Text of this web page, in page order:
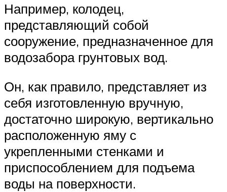
Например, колодец,
представляющий собой
сооружение, предназначенное для
водозабора грунтовых вод.
Он, как правило, представляет из
себя изготовленную вручную,
достаточно широкую, вертикально
расположенную яму с
укрепленными стенками и
приспособлением для подъема
воды на поверхности.